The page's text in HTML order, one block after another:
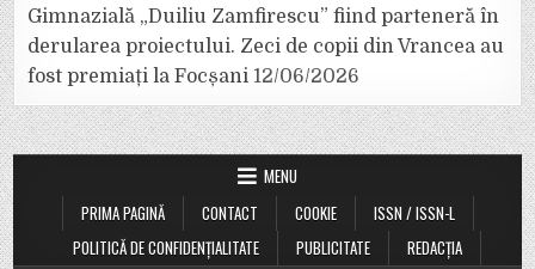
Gimnazială „Duiliu Zamfirescu” fiind parteneră în
derularea proiectului. Zeci de copii din Vrancea au
fost premiați la Focșani 12/06/2026
MENU
PRIMA PAGINĂ
CONTACT COOKIE
ISSN / ISSN-L
POLITICĂ DE CONFIDENȚIALITATE
PUBLICITATE REDACȚIA